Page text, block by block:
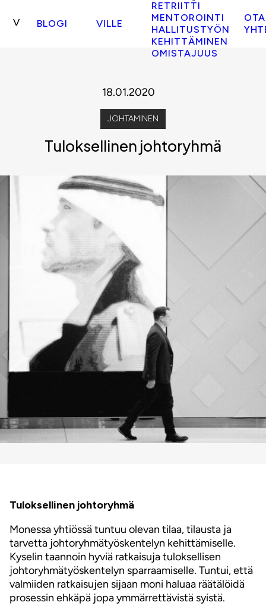
BLOGI VILLE
RETRIITTI
MENTOROINTI
HALLITUSTYÖN
KEHITTÄMINEN
OMISTAJUUS
OTA
18.01.2020
JOHTAMINEN
Tuloksellinen johtoryhmä
Tuloksellinen johtoryhmä
Monessa yhtiössä tuntuu olevan tilaa, tilausta ja
tarvetta johtoryhmätyöskentelyn kehittämiselle.
Kyselin taannoin hyviä ratkaisuja tuloksellisen
johtoryhmätyöskentelyn sparraamiselle. Tuntui, että
valmiiden ratkaisujen sijaan moni haluaa räätälöidä
prosessin ehkäpä jopa ymmärrettävistä syistä.